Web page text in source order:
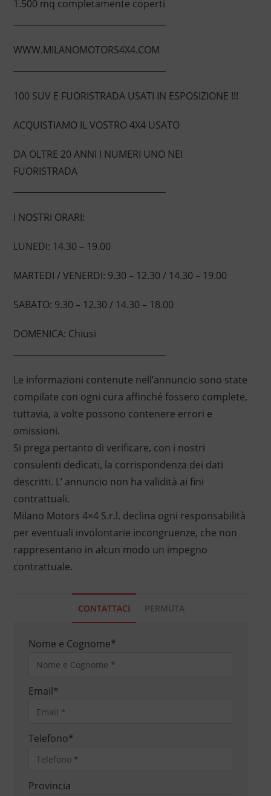
1.500 mq completamente coperti
WWW.MILANOMOTORS4X4.COM
100 SUV E FUORISTRADA USATI IN ESPOSIZIONE !!!
ACQUISTIAMO IL VOSTRO 4X4 USATO
DA OLTRE 20 ANNI I NUMERI UNO NEI
FUORISTRADA
I NOSTRI ORARI:
LUNEDI: 14.30 – 19.00
MARTEDI / VENERDI: 9.30 – 12.30 / 14.30 – 19.00
SABATO: 9.30 – 12.30 / 14.30 – 18.00
DOMENICA: Chiusi
Le informazioni contenute nell’annuncio sono state
compilate con ogni cura affinché fossero complete,
tuttavia, a volte possono contenere errori e
omissioni.
Si prega pertanto di verificare, con i nostri
consulenti dedicati, la corrispondenza dei dati
descritti. L’ annuncio non ha validità ai fini
contrattuali.
Milano Motors 4×4 S.r.l. declina ogni responsabilità
per eventuali involontarie incongruenze, che non
rappresentano in alcun modo un impegno
contrattuale.
CONTATTACI PERMUTA
Nome e Cognome*
Email*
Telefono*
Provincia